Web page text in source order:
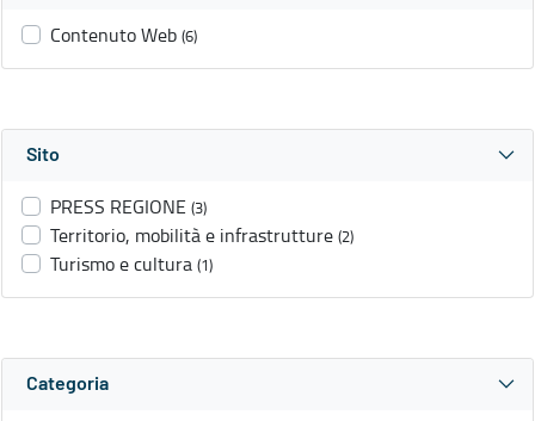
Contenuto Web (6)
Sito
PRESS REGIONE (3)
Territorio, mobilità e infrastrutture (2)
Turismo e cultura (1)
Categoria